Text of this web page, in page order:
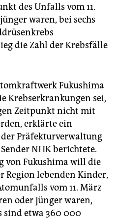
des Unfalls vom 11.
waren, bei sechs
die Zahl der Krebsfälle
Fukushima
Krebserkrankungen sei,
Zeitpunkt nicht mit
erklärte ein
Präfekturverwaltung
NHK berichtete.
von Fukushima will die
Region lebenden Kinder,
vom 11. März
oder jünger waren,
sind etwa 360 000